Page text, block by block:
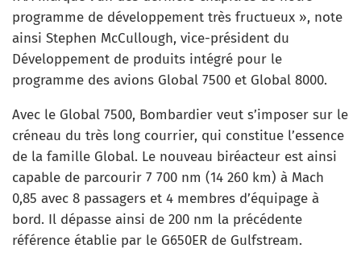
programme de développement très fructueux », note
ainsi Stephen McCullough, vice-président du
Développement de produits intégré pour le
programme des avions Global 7500 et Global 8000.
Avec le Global 7500, Bombardier veut s’imposer sur le
créneau du très long courrier, qui constitue l’essence
de la famille Global. Le nouveau biréacteur est ainsi
capable de parcourir 7 700 nm (14 260 km) à Mach
0,85 avec 8 passagers et 4 membres d’équipage à
bord. Il dépasse ainsi de 200 nm la précédente
référence établie par le G650ER de Gulfstream.